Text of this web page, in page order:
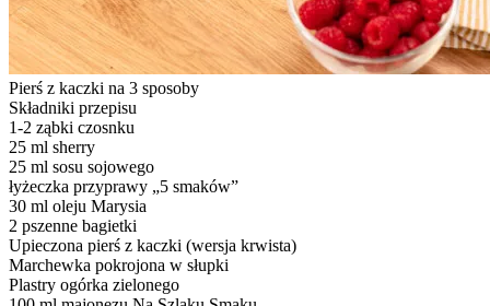
Pierś z kaczki na 3 sposoby
Składniki przepisu
1-2 ząbki czosnku
25 ml sherry
25 ml sosu sojowego
łyżeczka przyprawy „5 smaków”
30 ml oleju Marysia
2 pszenne bagietki
Upieczona pierś z kaczki (wersja krwista)
Marchewka pokrojona w słupki
Plastry ogórka zielonego